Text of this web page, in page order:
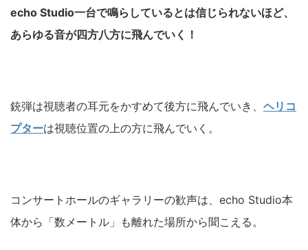
echo Studio一台で鳴らしているとは信じられないほど、
あらゆる音が四方八方に飛んでいく！
銃弾は視聴者の耳元をかすめて後方に飛んでいき、 ヘリコ
プターは視聴位置の上の方に飛んでいく。
コンサートホールのギャラリーの歓声は、echo Studio本
体から「数メートル」も離れた場所から聞こえる。